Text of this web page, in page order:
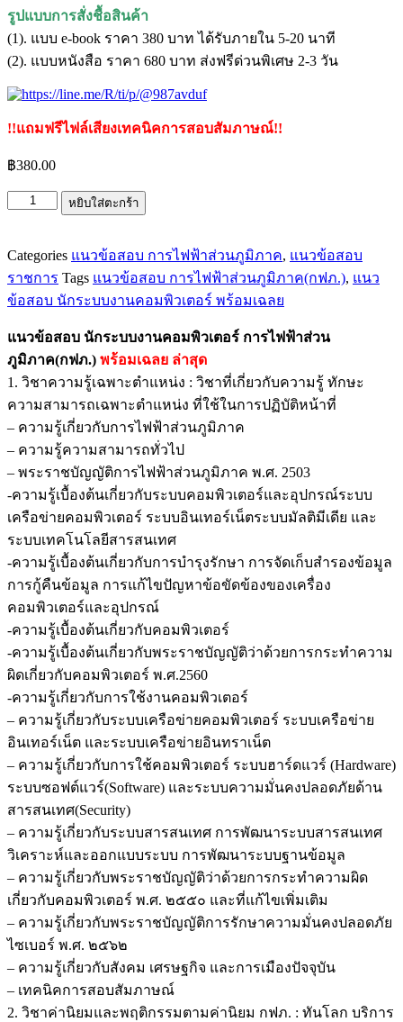
รูปแบบการสั่งชื้อสินค้า
(1). แบบ e-book ราคา 380 บาท ได้รับภายใน 5-20 นาที
(2). แบบหนังสือ ราคา 680 บาท ส่งฟรีด่วนพิเศษ 2-3 วัน
!!แถมฟรีไฟล์เสียงเทคนิคการสอบสัมภาษณ์!!
฿380.00
จำนวน
ระบบ
คอมพิวเตอร์
การ
ไฟฟ้า
ส่วน
ภูมิภาค(กฟภ.)
ชิ้น
หยิบใส่ตะกร้า
Categories แนวข้อสอบ การไฟฟ้าส่วนภูมิภาค, แนวข้อสอบ
ราชการ Tags แนวข้อสอบ การไฟฟ้าส่วนภูมิภาค(กฟภ.), แนว
ข้อสอบ นักระบบงานคอมพิวเตอร์ พร้อมเฉลย
แนวข้อสอบ นักระบบงานคอมพิวเตอร์ การไฟฟ้าส่วน
ภูมิภาค(กฟภ.) พร้อมเฉลย ล่าสุด
1. วิชาความรู้เฉพาะตำแหน่ง : วิชาที่เกี่ยวกับความรู้ ทักษะ
ความสามารถเฉพาะตำแหน่ง ที่ใช้ในการปฏิบัติหน้าที่
– ความรู้เกี่ยวกับการไฟฟ้าส่วนภูมิภาค
– ความรู้ความสามารถทั่วไป
– พระราชบัญญัติการไฟฟ้าส่วนภูมิภาค พ.ศ. 2503
-ความรู้เบื้องต้นเกี่ยวกับระบบคอมพิวเตอร์และอุปกรณ์ระบบ
เครือข่ายคอมพิวเตอร์ ระบบอินเทอร์เน็ตระบบมัลติมีเดีย และ
ระบบเทคโนโลยีสารสนเทศ
-ความรู้เบื้องต้นเกี่ยวกับการบำรุงรักษา การจัดเก็บสำรองข้อมูล
การกู้คืนข้อมูล การแก้ไขปัญหาข้อขัดข้องของเครื่อง
คอมพิวเตอร์และอุปกรณ์
-ความรู้เบื้องต้นเกี่ยวกับคอมพิวเตอร์
-ความรู้เบื้องต้นเกี่ยวกับพระราชบัญญัติว่าด้วยการกระทำความ
ผิดเกี่ยวกับคอมพิวเตอร์ พ.ศ.2560
-ความรู้เกี่ยวกับการใช้งานคอมพิวเตอร์
– ความรู้เกี่ยวกับระบบเครือข่ายคอมพิวเตอร์ ระบบเครือข่าย
อินเทอร์เน็ต และระบบเครือข่ายอินทราเน็ต
– ความรู้เกี่ยวกับการใช้คอมพิวเตอร์ ระบบฮาร์ดแวร์ (Hardware)
ระบบซอฟต์แวร์(Software) และระบบความมั่นคงปลอดภัยด้าน
สารสนเทศ(Security)
– ความรู้เกี่ยวกับระบบสารสนเทศ การพัฒนาระบบสารสนเทศ
วิเคราะห์และออกแบบระบบ การพัฒนาระบบฐานข้อมูล
– ความรู้เกี่ยวกับพระราชบัญญัติว่าด้วยการกระทำความผิด
เกี่ยวกับคอมพิวเตอร์ พ.ศ. ๒๕๕๐ และที่แก้ไขเพิ่มเติม
– ความรู้เกี่ยวกับพระราชบัญญัติการรักษาความมั่นคงปลอดภัย
ไซเบอร์ พ.ศ. ๒๕๖๒
– ความรู้เกี่ยวกับสังคม เศรษฐกิจ และการเมืองปัจจุบัน
– เทคนิคการสอบสัมภาษณ์
2. วิชาค่านิยมและพฤติกรรมตามค่านิยม กฟภ. : ทันโลก บริการ